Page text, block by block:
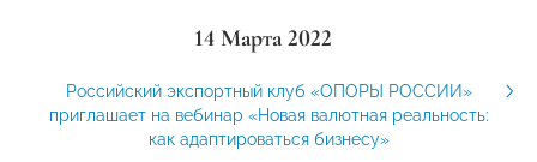
14 Марта 2022
Российский экспортный клуб «ОПОРЫ РОССИИ»
приглашает на вебинар «Новая валютная реальность:
как адаптироваться бизнесу»